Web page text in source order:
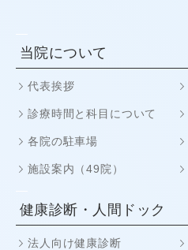
当院について
代表挨拶
診療時間と科目について
各院の駐車場
施設案内（49院）
健康診断・人間ドック
法人向け健康診断